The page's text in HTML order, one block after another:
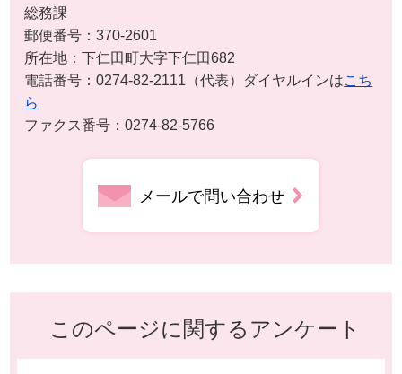
総務課
郵便番号：370-2601
所在地：下仁田町大字下仁田682
電話番号：0274-82-2111（代表）ダイヤルインはこち
ら
ファクス番号：0274-82-5766
メールで問い合わせ
このページに関するアンケート